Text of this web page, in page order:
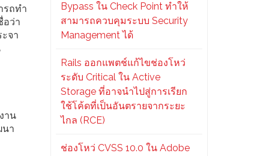
รถทำ
อว่า
จา
าน
นา
Bypass ใน Check Point ทำให้
สามารถควบคุมระบบ Security
Management ได้
Rails ออกแพตช์แก้ไขช่องโหว่
ระดับ Critical ใน Active
Storage ที่อาจนำไปสู่การเรียก
ใช้โค้ดที่เป็นอันตรายจากระยะ
ไกล (RCE)
ช่องโหว่ CVSS 10.0 ใน Adobe